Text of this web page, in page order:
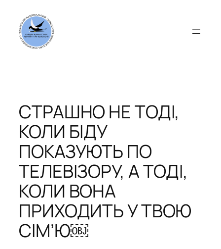
вмісту
СТРАШНО НЕ ТОДІ,
КОЛИ БІДУ
ПОКАЗУЮТЬ ПО
ТЕЛЕВІЗОРУ, А ТОДІ,
КОЛИ ВОНА
ПРИХОДИТЬ У ТВОЮ
СІМ’Ю￼